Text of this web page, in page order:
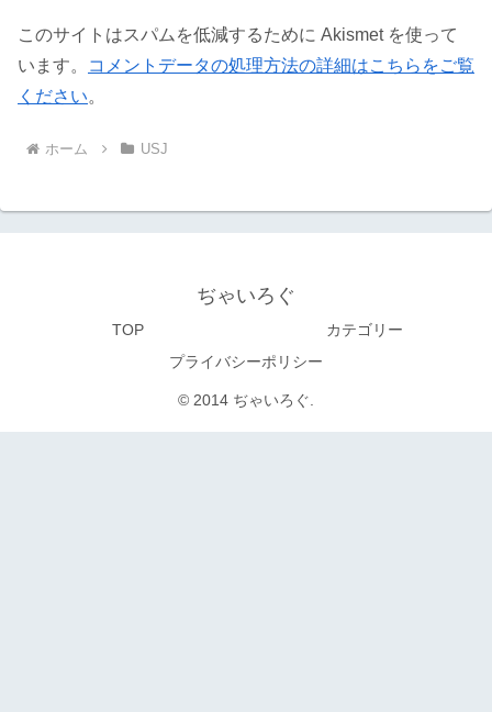
このサイトはスパムを低減するために Akismet を使って
います。
コメントデータの処理方法の詳細はこちらをご覧
ください。
ホーム USJ
ぢゃいろぐ
TOP
カテゴリー
プライバシーポリシー
© 2014 ぢゃいろぐ.